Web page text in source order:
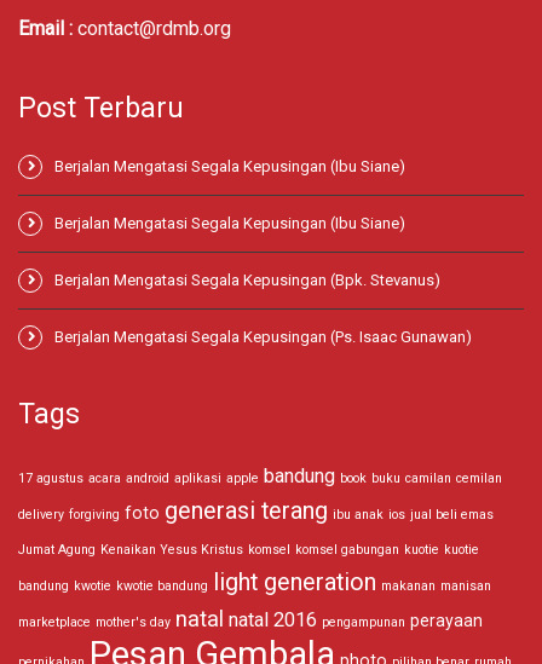
Email : contact@rdmb.org
Post Terbaru
Berjalan Mengatasi Segala Kepusingan (Ibu Siane)
Berjalan Mengatasi Segala Kepusingan (Ibu Siane)
Berjalan Mengatasi Segala Kepusingan (Bpk. Stevanus)
Berjalan Mengatasi Segala Kepusingan (Ps. Isaac Gunawan)
Tags
17 agustus acara android aplikasi apple bandung book buku camilan cemilan
delivery forgiving foto generasi terang ibu anak ios jual beli emas
Jumat Agung Kenaikan Yesus Kristus komsel komsel gabungan kuotie kuotie
bandung kwotie kwotie bandung light generation makanan manisan
marketplace mother's day natal natal 2016 pengampunan perayaan
Pesan Gembala photo